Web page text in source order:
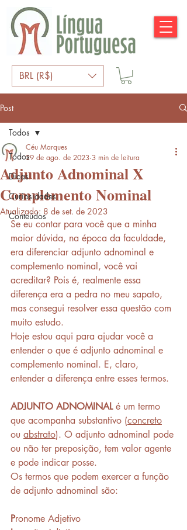
BRL (R$)
Post
Todos
Dicas
Curiosidades
Conteúdos
Todos
Adjunto Adnominal X
Complemento Nominal
Céu Marques
29 de ago. de 2023 3 min de leitura
Atualizado: 8 de set. de 2023
Se eu contar para você que a minha
maior dúvida, na época da faculdade,
era diferenciar adjunto adnominal e
complemento nominal, você vai
acreditar? Pois é, realmente essa
diferença era a pedra no meu sapato,
mas consegui resolver essa questão com
muito estudo.
Hoje estou aqui para ajudar você a
entender o que é adjunto adnominal e
complemento nominal. E, claro,
entender a diferença entre esses termos.
ADJUNTO ADNOMINAL é um termo
que acompanha substantivo (concreto
ou abstrato). O adjunto adnominal pode
ou não ter preposição, tem valor agente
e pode indicar posse.
Os termos que podem exercer a função
de adjunto adnominal são:
Pronome Adjetivo